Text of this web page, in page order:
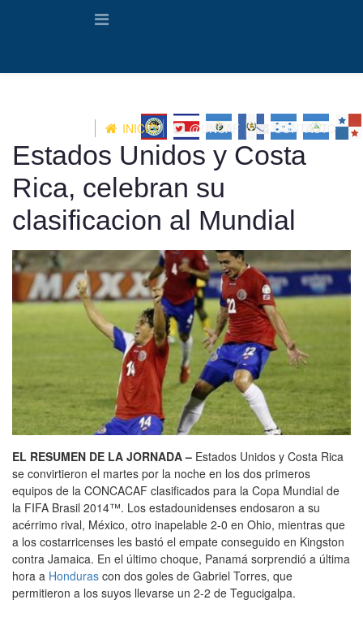
INICIO @UNCAF CONTACTO
Estados Unidos y Costa
Rica, celebran su
clasificacion al Mundial
EL RESUMEN DE LA JORNADA – Estados Unidos y Costa Rica
se convirtieron el martes por la noche en los dos primeros
equipos de la CONCACAF clasificados para la Copa Mundial de
la FIFA Brasil 2014™. Los estadounidenses endosaron a su
acérrimo rival, México, otro inapelable 2-0 en Ohio, mientras que
a los costarricenses les bastó el empate conseguido en Kingston
contra Jamaica. En el último choque, Panamá sorprendió a última
hora a Honduras con dos goles de Gabriel Torres, que
permitieron a los suyos llevarse un 2-2 de Tegucigalpa.